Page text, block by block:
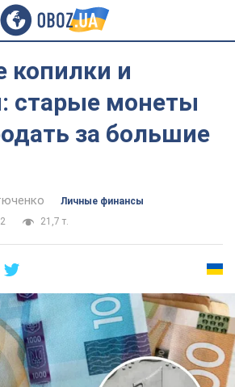
копилки и
старые монеты
за большие
Личные финансы
21,7 т.